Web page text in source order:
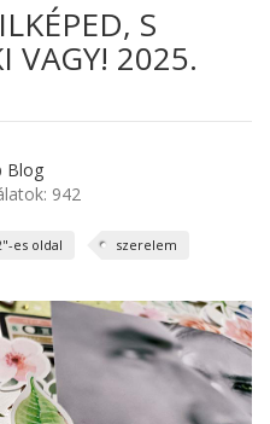
S
VAGY! 2025.
Blog
942
es oldal
szerelem